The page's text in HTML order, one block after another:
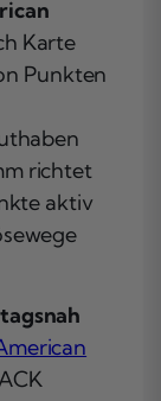
Karte
Punkten
richtet
aktiv